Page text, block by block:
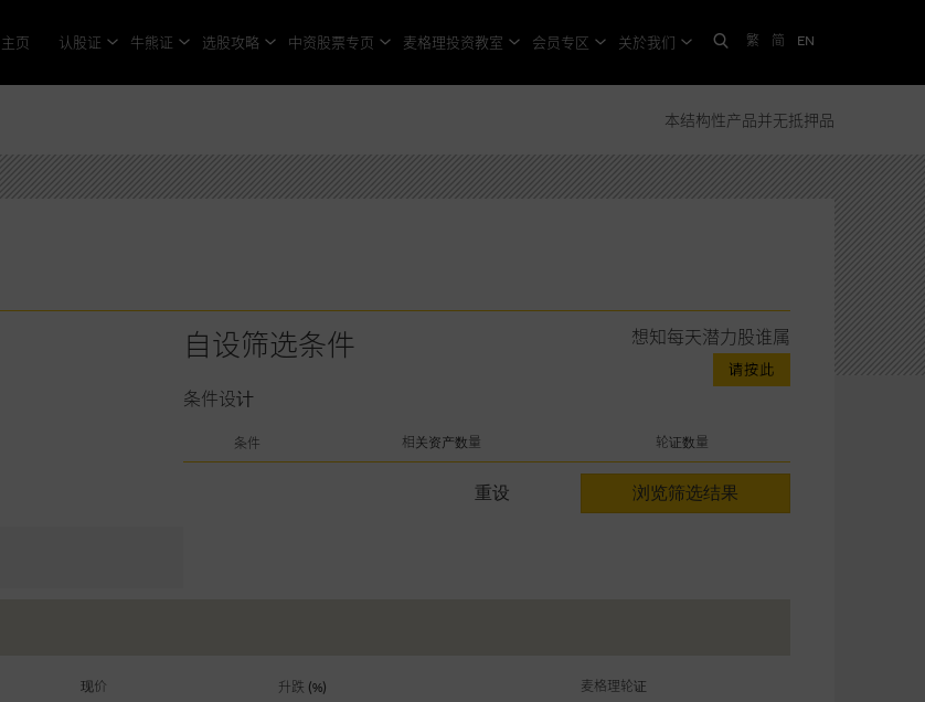
主页 认股证 牛熊证 选股攻略 中资股票专页 麦格理投资教室 会员专区 关於我们 繁 简 EN
本结构性产品并无抵押品
自设筛选条件 想知每天潜力股谁属
条件设计
条件 相关资产数量 轮证数量
重设 浏览筛选结果
现价 升跌 (%) 麦格理轮证